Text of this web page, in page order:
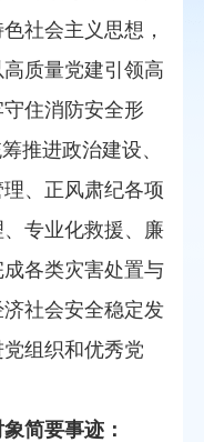
社会主义思想，
质量党建引领高
住消防安全形
推进政治建设、
、正风肃纪各项
专业化救援、廉
各类灾害处置与
社会安全稳定发
组织和优秀党
简要事迹：